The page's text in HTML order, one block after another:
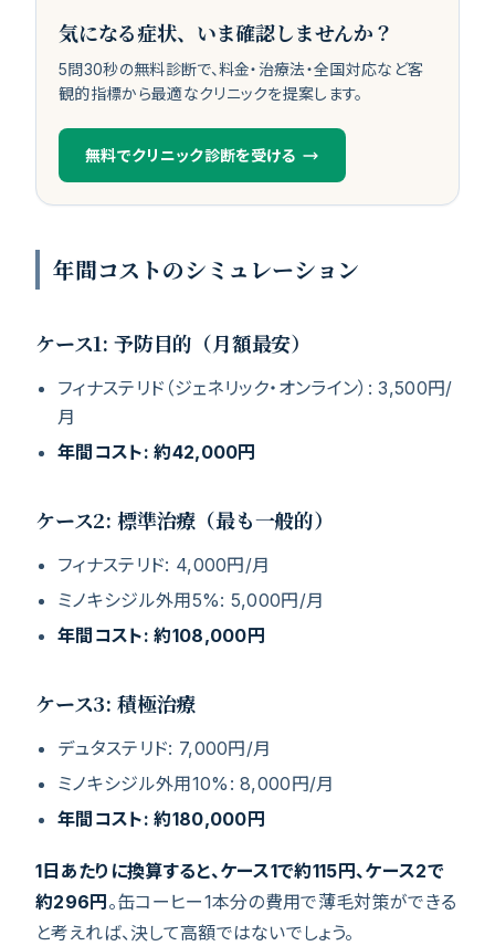
気になる症状、いま確認しませんか？
5問30秒の無料診断で、料金・治療法・全国対応など客
観的指標から最適なクリニックを提案します。
無料でクリニック診断を受ける
年間コストのシミュレーション
ケース1: 予防目的（月額最安）
フィナステリド（ジェネリック・オンライン）: 3,500円/
月
年間コスト: 約42,000円
ケース2: 標準治療（最も一般的）
フィナステリド: 4,000円/月
ミノキシジル外用5%: 5,000円/月
年間コスト: 約108,000円
ケース3: 積極治療
デュタステリド: 7,000円/月
ミノキシジル外用10%: 8,000円/月
年間コスト: 約180,000円
1日あたりに換算すると、ケース1で約115円、ケース2で
約296円 。缶コーヒー1本分の費用で薄毛対策ができる
と考えれば、決して高額ではないでしょう。